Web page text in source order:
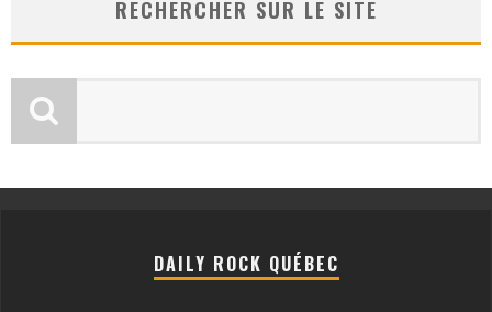
RECHERCHER SUR LE SITE
DAILY ROCK QUÉBEC